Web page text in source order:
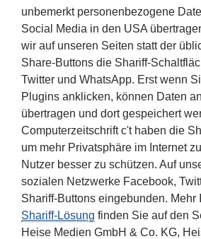
unbemerkt personenbezogene
Social Media in den USA
wir auf unseren Seiten statt der
Share-Buttons die Shariff-
Twitter und WhatsApp. Erst wenn
Plugins anklicken, können Daten
übertragen und dort gespeichert
Computerzeitschrift c't haben die
um mehr Privatsphäre im Internet
Nutzer besser zu schützen. Auf
sozialen Netzwerke Facebook,
Shariff-Buttons eingebunden. Mehr
Shariff-Lösung finden Sie auf den
Heise Medien GmbH & Co. KG,